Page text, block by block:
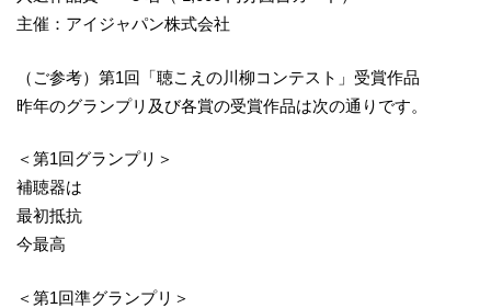
主催：アイジャパン株式会社
（ご参考）第1回「聴こえの川柳コンテスト」受賞作品
昨年のグランプリ及び各賞の受賞作品は次の通りです。
＜第1回グランプリ＞
補聴器は
最初抵抗
今最高
＜第1回準グランプリ＞